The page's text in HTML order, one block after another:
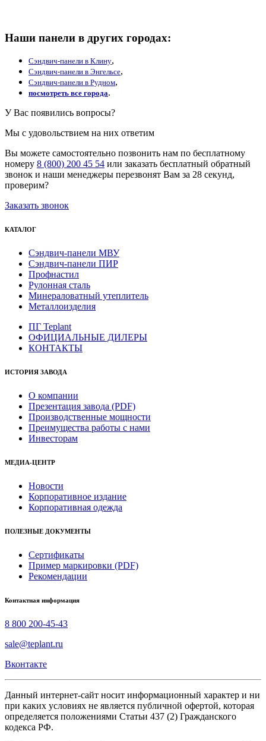
Наши панели в других городах:
Сэндвич-панели в Клину,
Сэндвич-панели в Энгельсе,
Сэндвич-панели в Рудном,
посмотреть все города.
У Вас появились вопросы?
Мы с удовольствием на них ответим
Вы можете самостоятельно позвонить нам по бесплатному
номеру 8 (800) 200 45 54 или заказать бесплатный обратный
звонок и наши менеджеры перезвонят Вам за 28 секунд,
проверим?
Заказать звонок
КАТАЛОГ
Сэндвич-панели МВУ
Сэндвич-панели ПИР
Профнастил
Рулонная сталь
Минераловатный утеплитель
Металлоизделия
ПГ Teplant
ОФИЦИАЛЬНЫЕ ДИЛЕРЫ
КОНТАКТЫ
ИСТОРИЯ ЗАВОДА
О компании
Презентация завода (PDF)
Производственные мощности
Преимущества работы с нами
Инвесторам
МЕДИА-ЦЕНТР
Новости
Корпоративное издание
Корпоративная одежда
ПОЛЕЗНЫЕ ДОКУМЕНТЫ
Сертификаты
Пример маркировки (PDF)
Рекомендации
Контактная информация
8 800 200-45-43
sale@teplant.ru
Вконтакте
Данный интернет-сайт носит информационный характер и ни
при каких условиях не является публичной офертой, которая
определяется положениями Статьи 437 (2) Гражданского
кодекса РФ.